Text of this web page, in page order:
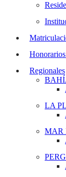
Regionales
LA
MAR